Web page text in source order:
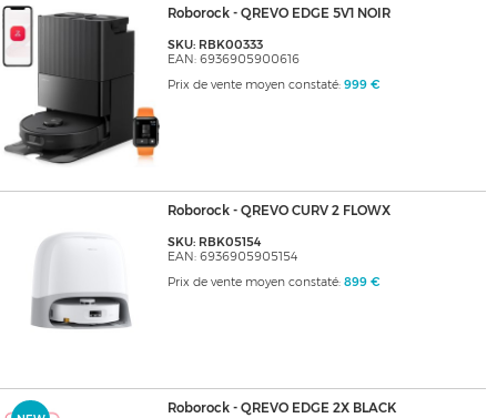
Roborock - QREVO EDGE 5V1 NOIR
SKU: RBK00333
EAN: 6936905900616
Prix de vente moyen constaté: 999 €
Roborock - QREVO CURV 2 FLOWX
SKU: RBK05154
EAN: 6936905905154
Prix de vente moyen constaté: 899 €
Roborock - QREVO EDGE 2X BLACK